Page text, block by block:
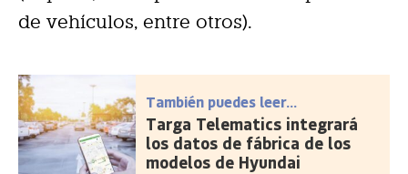
de vehículos, entre otros).
También puedes leer...
Targa Telematics integrará
los datos de fábrica de los
modelos de Hyundai